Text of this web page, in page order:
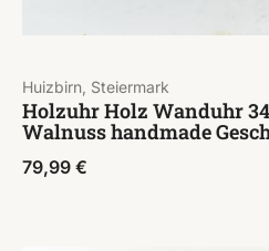
Huizbirn, Steiermark
Holzuhr Holz Wanduhr
Walnuss handmade
79,99 €